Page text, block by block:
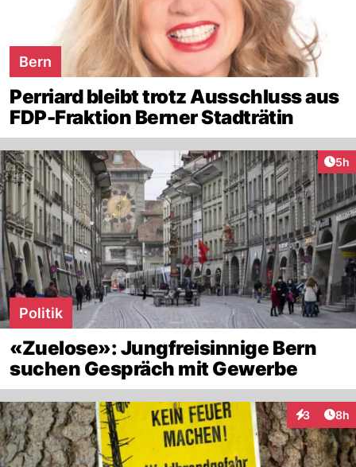
Bern
Perriard bleibt trotz Ausschluss aus
FDP-Fraktion Berner Stadträtin
5h
Politik
«Zuelose»: Jungfreisinnige Bern
suchen Gespräch mit Gewerbe
3 8h